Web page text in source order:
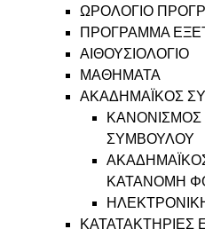
ΩΡΟΛΟΓΙΟ
ΠΡΟΓΡΑΜΜΑ
ΑΙΘΟΥΣΙΟΛΟΓΙΟ
ΜΑΘΗΜΑΤΑ
ΑΚΑΔΗΜΑΪΚΟΣ
ΣΥΜΒΟΥΛΟΥ
ΚΑΤΑΝΟΜΗ
ΚΑΤΑΤΑΚΤΗΡΙΕΣ